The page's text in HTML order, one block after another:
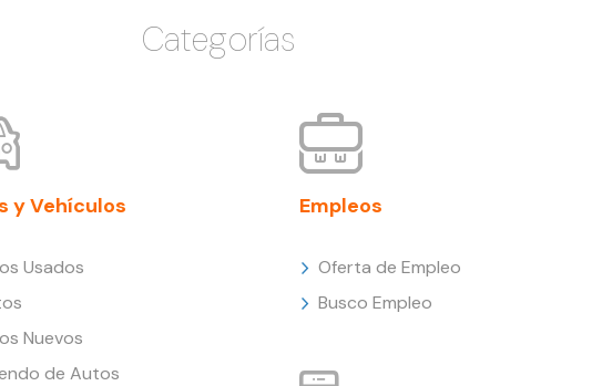
Categorías
y Vehículos
Usados
Nuevos
de Autos
Empleos
Oferta de Empleo
Busco Empleo